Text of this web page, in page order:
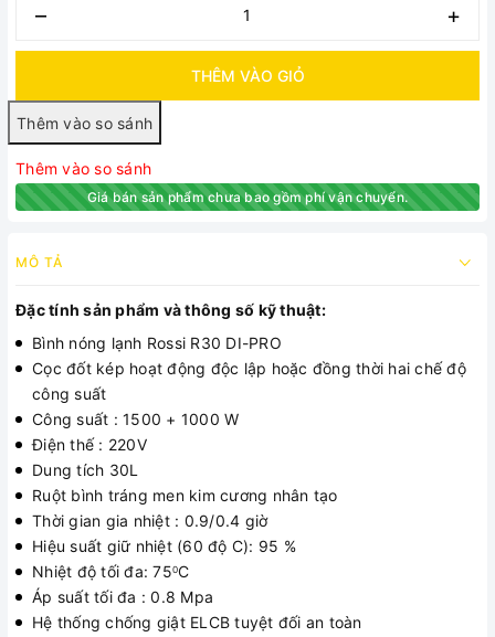
– +
THÊM VÀO GIỎ
Thêm vào so sánh
Giá bán sản phẩm chưa bao gồm phí vận chuyển.
MÔ TẢ
Đặc tính sản phẩm và thông số kỹ thuật:
Bình nóng lạnh Rossi R30 DI-PRO
Cọc đốt kép hoạt động độc lập hoặc đồng thời hai chế độ
công suất
Công suất : 1500 + 1000 W
Điện thế : 220V
Dung tích 30L
Ruột bình tráng men kim cương nhân tạo
Thời gian gia nhiệt : 0.9/0.4 giờ
Hiệu suất giữ nhiệt (60 độ C): 95 %
Nhiệt độ tối đa: 750C
Áp suất tối đa : 0.8 Mpa
Hệ thống chống giật ELCB tuyệt đối an toàn